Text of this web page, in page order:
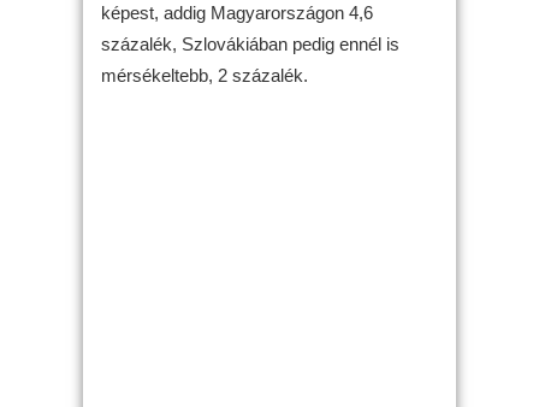
képest, addig Magyarországon 4,6
százalék, Szlovákiában pedig ennél is
mérsékeltebb, 2 százalék.